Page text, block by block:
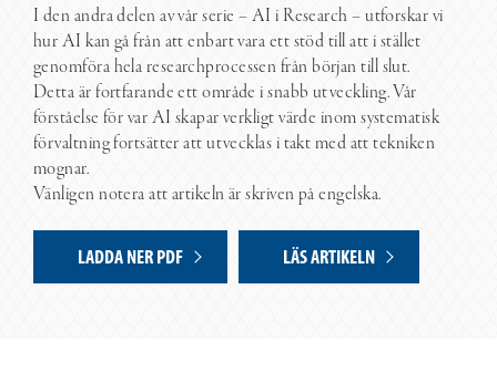
I den andra delen av vår serie – AI i Research – utforskar vi
hur AI kan gå från att enbart vara ett stöd till att i stället
genomföra hela researchprocessen från början till slut.
Detta är fortfarande ett område i snabb utveckling. Vår
förståelse för var AI skapar verkligt värde inom systematisk
förvaltning fortsätter att utvecklas i takt med att tekniken
mognar.
Vänligen notera att artikeln är skriven på engelska.
LADDA NER PDF LÄS ARTIKELN